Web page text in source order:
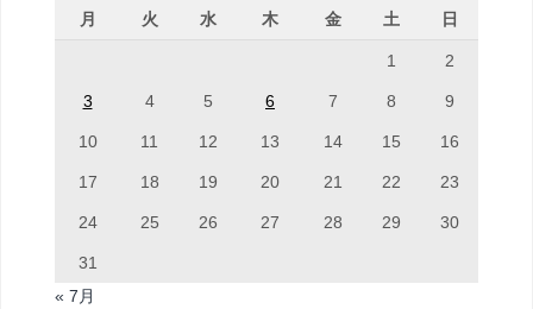
月 火 水 木 金 土 日
1 2
3 4 5 6 7 8 9
10 11 12 13 14 15 16
17 18 19 20 21 22 23
24 25 26 27 28 29 30
31
« 7月